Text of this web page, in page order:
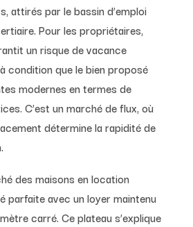
attirés par le bassin d’emploi
Pour les propriétaires,
un risque de vacance
condition que le bien proposé
modernes en termes de
C’est un marché de flux, où
détermine la rapidité de
des maisons en location
parfaite avec un loyer maintenu
carré. Ce plateau s’explique